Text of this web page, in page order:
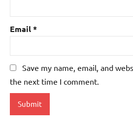
Email*
Save my name, email, and
the next time I comment.